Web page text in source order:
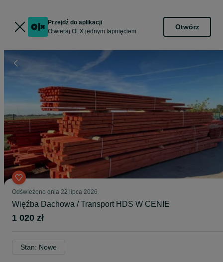
Przejdź do aplikacji
Otwieraj OLX jednym tapnięciem
Otwórz
Odświeżono dnia 22 lipca 2026
Więźba Dachowa / Transport HDS W CENIE
1 020 zł
Stan: Nowe